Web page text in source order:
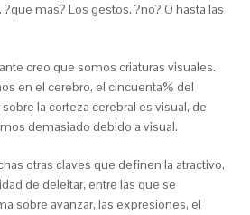
mas? Los gestos, ?no? O hasta las
creo que somos criaturas visuales.
en el cerebro, el cincuenta% del
la corteza cerebral es visual, de
demasiado debido a visual.
otras claves que definen la atractivo,
de deleitar, entre las que se
sobre avanzar, las expresiones, el